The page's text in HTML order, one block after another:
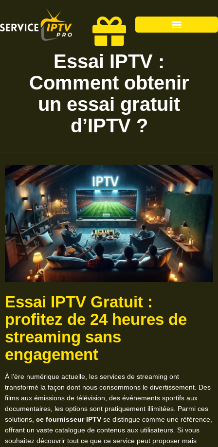
Essai IPTV :
Comment obtenir
un essai gratuit
d’IPTV ?
Essai IPTV Gratuit :
profitez de 24 heures de
streaming sans
engagement
À l’ère numérique actuelle, les services de streaming ont
transformé la façon dont nous consommons le divertissement. Des
films aux émissions de télévision, des événements sportifs aux
documentaires, les options sont pratiquement illimitées. Parmi ces
solutions, ce fournisseur IPTV se distingue comme une référence,
offrant un vaste catalogue de contenus aux utilisateurs. Si vous
souhaitez découvrir tout ce que ce service peut proposer mais